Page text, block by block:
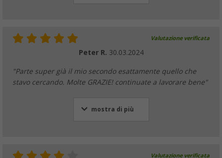
Valutazione verificata
Peter R. 30.03.2024
"Parte super già il mio secondo esattamente quello che
stavo cercando. Molte GRAZIE! continuate a lavorare bene"
mostra di più
Valutazione verificata